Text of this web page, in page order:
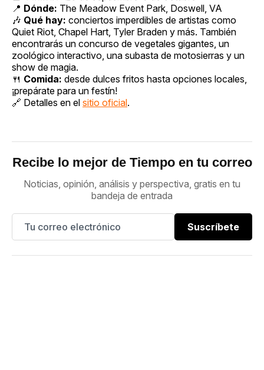
📍 Dónde: The Meadow Event Park, Doswell, VA
🎶 Qué hay: conciertos imperdibles de artistas como
Quiet Riot, Chapel Hart, Tyler Braden y más. También
encontrarás un concurso de vegetales gigantes, un
zoológico interactivo, una subasta de motosierras y un
show de magia.
🍴 Comida: desde dulces fritos hasta opciones locales,
¡prepárate para un festín!
🔗 Detalles en el sitio oficial.
Recibe lo mejor de Tiempo en tu correo
Noticias, opinión, análisis y perspectiva, gratis en tu
bandeja de entrada
Suscríbete